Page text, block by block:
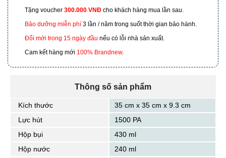
601 Hoàng Liên, TP Lào Cai
Tặng voucher 300.000 VNĐ cho khách hàng mua lần sau.
Bảo dưỡng miễn phí 3 lần / năm trong suốt thời gian bảo hành.
Đổi mới trong 15 ngày đầu nếu có lỗi nhà sản xuất.
Cam kết hàng mới 100% Brandnew.
Thông số sản phẩm
Kích thước
35 cm x 35 cm x 9.3 cm
Lực hút
1500 PA
Hộp bụi
430 ml
Hộp nước
240 ml